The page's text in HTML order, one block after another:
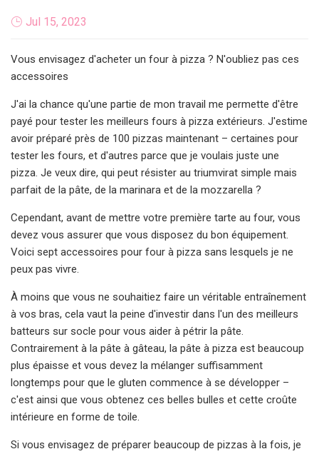
Jul 15, 2023
Vous envisagez d'acheter un four à pizza ? N'oubliez pas ces
accessoires
J'ai la chance qu'une partie de mon travail me permette d'être
payé pour tester les meilleurs fours à pizza extérieurs. J'estime
avoir préparé près de 100 pizzas maintenant – certaines pour
tester les fours, et d'autres parce que je voulais juste une
pizza. Je veux dire, qui peut résister au triumvirat simple mais
parfait de la pâte, de la marinara et de la mozzarella ?
Cependant, avant de mettre votre première tarte au four, vous
devez vous assurer que vous disposez du bon équipement.
Voici sept accessoires pour four à pizza sans lesquels je ne
peux pas vivre.
À moins que vous ne souhaitiez faire un véritable entraînement
à vos bras, cela vaut la peine d'investir dans l'un des meilleurs
batteurs sur socle pour vous aider à pétrir la pâte.
Contrairement à la pâte à gâteau, la pâte à pizza est beaucoup
plus épaisse et vous devez la mélanger suffisamment
longtemps pour que le gluten commence à se développer –
c'est ainsi que vous obtenez ces belles bulles et cette croûte
intérieure en forme de toile.
Si vous envisagez de préparer beaucoup de pizzas à la fois, je